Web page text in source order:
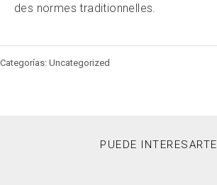
des normes traditionnelles.
Categorías: Uncategorized
PUEDE INTERESARTE